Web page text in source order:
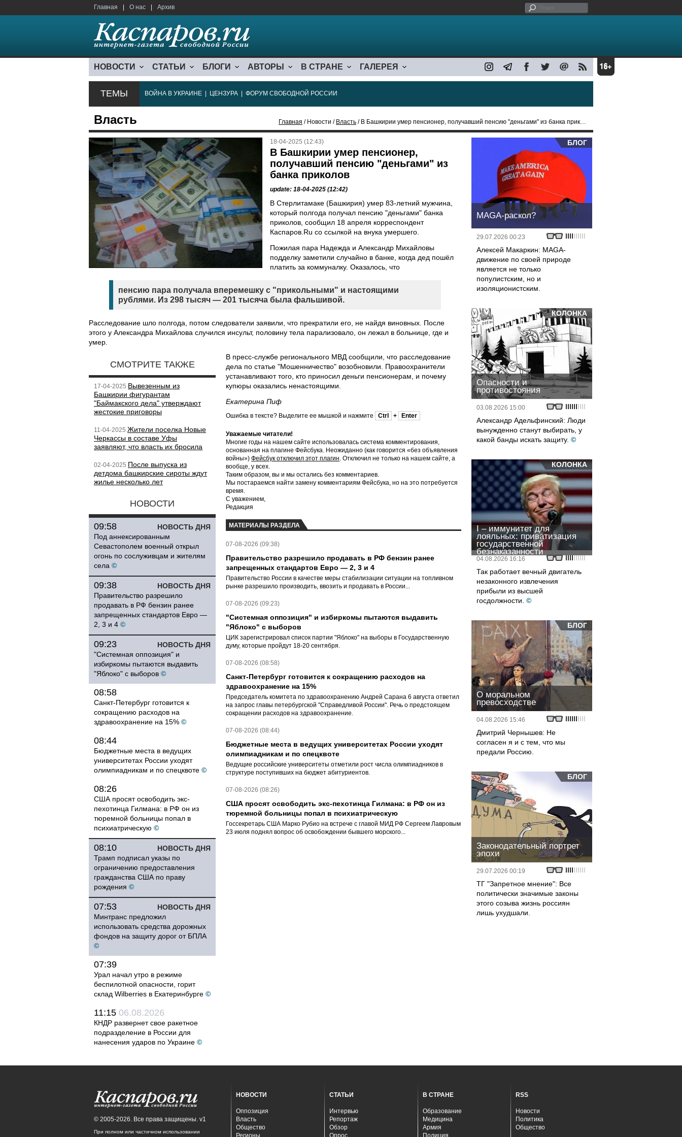
Главная О нас Архив
НОВОСТИ СТАТЬИ БЛОГИ АВТОРЫ В СТРАНЕ ГАЛЕРЕЯ
ТЕМЫ ВОЙНА В УКРАИНЕ ЦЕНЗУРА ФОРУМ СВОБОДНОЙ РОССИИ
Власть Главная / Новости / Власть / В Башкирии умер пенсионер, получавший пенсию "деньгами" из банка приколов
18-04-2025 (12:43)
В Башкирии умер пенсионер,
получавший пенсию "деньгами" из
банка приколов
update: 18-04-2025 (12:42)
В Стерлитамаке (Башкирия) умер 83-летний мужчина,
который полгода получал пенсию "деньгами" банка
приколов, сообщил 18 апреля корреспондент
Каспаров.Ru со ссылкой на внука умершего.
Пожилая пара Надежда и Александр Михайловы
подделку заметили случайно в банке, когда дед пошёл
платить за коммуналку. Оказалось, что
пенсию пара получала вперемешку с "прикольными" и настоящими
рублями. Из 298 тысяч — 201 тысяча была фальшивой.
Расследование шло полгода, потом следователи заявили, что прекратили его, не найдя виновных. После
этого у Александра Михайлова случился инсульт, половину тела парализовало, он лежал в больнице, где и
умер.
СМОТРИТЕ ТАКЖЕ
17-04-2025 Вывезенным из
Башкирии фигурантам
"Баймакского дела" утверждают
жестокие приговоры
11-04-2025 Жители поселка Новые
Черкассы в составе Уфы
заявляют, что власть их бросила
02-04-2025 После выпуска из
детдома башкирские сироты ждут
жилье несколько лет
НОВОСТИ
НОВОСТЬ ДНЯ
09:58
Под аннексированным
Севастополем военный открыл
огонь по сослуживцам и жителям
села ©
НОВОСТЬ ДНЯ
09:38
Правительство разрешило
продавать в РФ бензин ранее
запрещенных стандартов Евро —
2, 3 и 4 ©
НОВОСТЬ ДНЯ
09:23
"Системная оппозиция" и
избиркомы пытаются выдавить
"Яблоко" с выборов ©
08:58
Санкт-Петербург готовится к
сокращению расходов на
здравоохранение на 15% ©
08:44
Бюджетные места в ведущих
университетах России уходят
олимпиадникам и по спецквоте ©
08:26
США просят освободить экс-
пехотинца Гилмана: в РФ он из
тюремной больницы попал в
психиатрическую ©
НОВОСТЬ ДНЯ
08:10
Трамп подписал указы по
ограничению предоставления
гражданства США по праву
рождения ©
НОВОСТЬ ДНЯ
07:53
Минтранс предложил
использовать средства дорожных
фондов на защиту дорог от БПЛА
©
07:39
Урал начал утро в режиме
беспилотной опасности, горит
склад Wilberries в Екатеринбурге ©
11:15 06.08.2026
КНДР развернет свое ракетное
подразделение в России для
нанесения ударов по Украине ©
В пресс-службе регионального МВД сообщили, что расследование
дела по статье "Мошенничество" возобновили. Правоохранители
устанавливают того, кто приносил деньги пенсионерам, и почему
купюры оказались ненастоящими.
Екатерина Пиф
Ошибка в тексте? Выделите ее мышкой и нажмите Ctrl + Enter
Уважаемые читатели!
Многие годы на нашем сайте использовалась система комментирования,
основанная на плагине Фейсбука. Неожиданно (как говорится «без объявления
войны») Фейсбук отключил этот плагин. Отключил не только на нашем сайте, а
вообще, у всех.
Таким образом, вы и мы остались без комментариев.
Мы постараемся найти замену комментариям Фейсбука, но на это потребуется
время.
С уважением,
Редакция
МАТЕРИАЛЫ РАЗДЕЛА
07-08-2026 (09:38)
Правительство разрешило продавать в РФ бензин ранее
запрещенных стандартов Евро — 2, 3 и 4
Правительство России в качестве меры стабилизации ситуации на топливном
рынке разрешило производить, ввозить и продавать в России...
07-08-2026 (09:23)
"Системная оппозиция" и избиркомы пытаются выдавить
"Яблоко" с выборов
ЦИК зарегистрировал список партии "Яблоко" на выборы в Государственную
думу, которые пройдут 18-20 сентября.
07-08-2026 (08:58)
Санкт-Петербург готовится к сокращению расходов на
здравоохранение на 15%
Председатель комитета по здравоохранению Андрей Сарана 6 августа ответил
на запрос главы петербургской "Справедливой России". Речь о предстоящем
сокращении расходов на здравоохранение.
07-08-2026 (08:44)
Бюджетные места в ведущих университетах России уходят
олимпиадникам и по спецквоте
Ведущие российские университеты отметили рост числа олимпиадников в
структуре поступивших на бюджет абитуриентов.
07-08-2026 (08:26)
США просят освободить экс-пехотинца Гилмана: в РФ он из
тюремной больницы попал в психиатрическую
Госсекретарь США Марко Рубио на встрече с главой МИД РФ Сергеем Лавровым
23 июля поднял вопрос об освобождении бывшего морского...
БЛОГ
MAGA-раскол?
29.07.2026 00:23
Алексей Макаркин: MAGA-
движение по своей природе
является не только
популистским, но и
изоляционистским.
КОЛОНКА
Опасности и
противостояния
03.08.2026 15:00
Александр Адельфинский: Люди
вынужденно станут выбирать, у
какой банды искать защиту. ©
КОЛОНКА
I – иммунитет для
лояльных: приватизация
государственной
безнаказанности
04.08.2026 16:16
Так работает вечный двигатель
незаконного извлечения
прибыли из высшей
госдолжности. ©
БЛОГ
О моральном
превосходстве
04.08.2026 15:46
Дмитрий Чернышев: Не
согласен я и с тем, что мы
предали Россию.
БЛОГ
Законодательный портрет
эпохи
29.07.2026 00:19
ТГ "Запретное мнение": Все
политически значимые законы
этого созыва жизнь россиян
лишь ухудшали.
© 2005-2026. Все права защищены. v1
При полном или частичном использовании
НОВОСТИ
Оппозиция
Власть
Общество
Регионы
СТАТЬИ
Интервью
Репортаж
Обзор
Опрос
В СТРАНЕ
Образование
Медицина
Армия
Полиция
RSS
Новости
Политика
Общество